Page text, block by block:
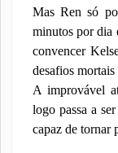
Mas Ren só
minutos por dia
convencer
desafios mortais
A improvável
logo passa a
capaz de tornar